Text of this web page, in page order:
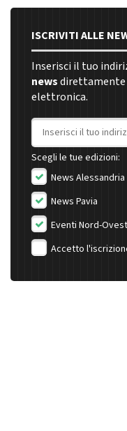
ISCRIVITI ALLE
Inserisci il tuo
newsdirettamente
elettronica.
Indirizzo email
Scegli le tue edizioni:
News Alessandria
News Pavia
Eventi Nord-Ovest
Accetto